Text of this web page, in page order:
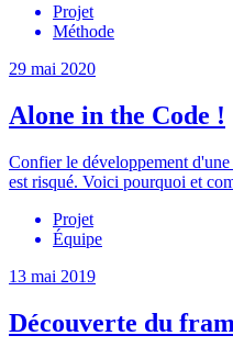
Projet
Méthode
29 mai 2020
Alone in the Code !
Confier le développement
est risqué. Voici pourquoi et
Projet
Équipe
13 mai 2019
Découverte du